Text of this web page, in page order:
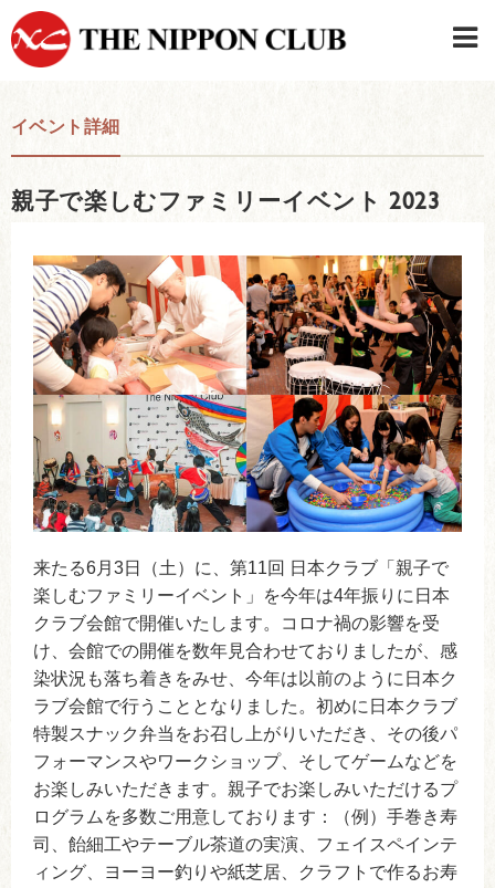
イベント詳細
親子で楽しむファミリーイベント 2023
来たる6月3日（土）に、第11回 日本クラブ「親子で
楽しむファミリーイベント」を今年は4年振りに日本
クラブ会館で開催いたします。コロナ禍の影響を受
け、会館での開催を数年見合わせておりましたが、感
染状況も落ち着きをみせ、今年は以前のように日本ク
ラブ会館で行うこととなりました。初めに日本クラブ
特製スナック弁当をお召し上がりいただき、その後パ
フォーマンスやワークショップ、そしてゲームなどを
お楽しみいただきます。親子でお楽しみいただけるプ
ログラムを多数ご用意しております：（例）手巻き寿
司、飴細工やテーブル茶道の実演、フェイスペインテ
ィング、ヨーヨー釣りや紙芝居、クラフトで作るお寿
日本クラブメンバーログイン
連絡先・駐車場
はじめてご利用の方はこちら
›